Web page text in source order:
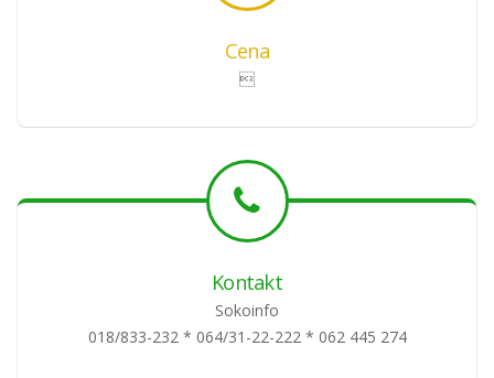
Cena

Kontakt
Sokoinfo
018/833-232 * 064/31-22-222 * 062 445 274